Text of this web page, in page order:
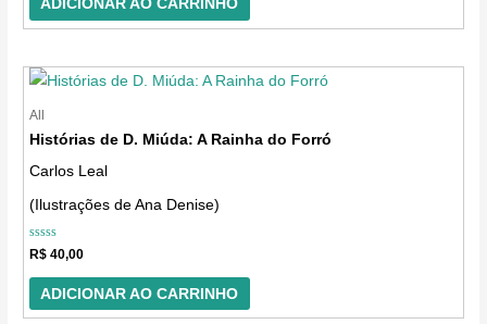
ADICIONAR AO CARRINHO
All
Histórias de D. Miúda: A Rainha do Forró
Carlos Leal
(Ilustrações de Ana Denise)
Avaliação
0
de
R$ 40,00
ADICIONAR AO CARRINHO